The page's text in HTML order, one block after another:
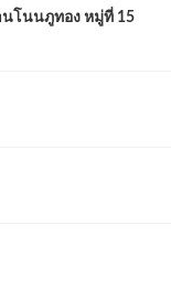
โนนภูทอง หมู่ที่ 15